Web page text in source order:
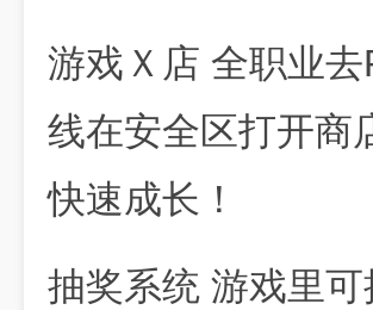
游戏Ｘ店 全职业
线在安全区打开商
快速成长！
抽奖系统 游戏里